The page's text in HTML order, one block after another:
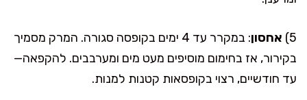
5) אחסון
: במקרר עד 4 ימים בקופסה סגורה. המרק מסמיך
בקירור, אז בחימום מוסיפים מעט מים ומערבבים. להקפאה—
עד חודשיים, רצוי בקופסאות קטנות למנות.